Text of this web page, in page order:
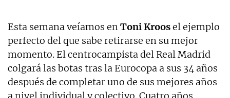
Esta semana veíamos enToni Kroosel ejemplo
perfecto del que sabe retirarse en su mejor
momento. El centrocampista del Real Madrid
colgará las botas tras la Eurocopa a sus 34 años
después de completar uno de sus mejores años
a nivel individual y colectivo. Cuatro años